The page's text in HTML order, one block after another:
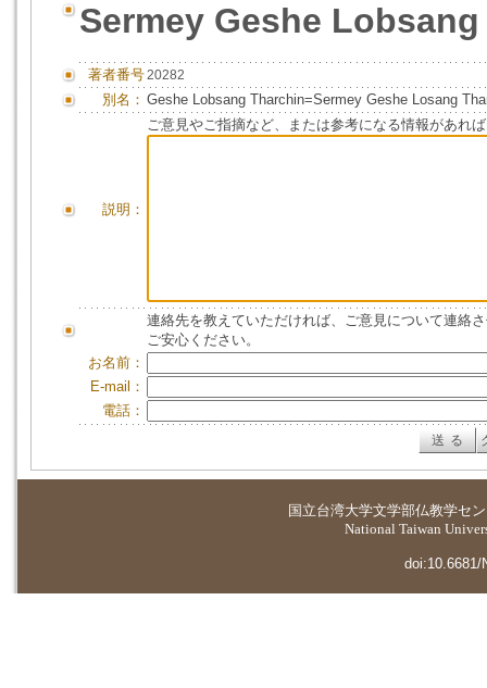
Sermey Geshe
著者番号20282
別名： Geshe Lobsang Tharchin=Sermey Geshe Losang
説明：
ご意見やご指摘など、または参考になる情報があれ
連絡先を教えていただければ、ご意見について連絡
ご安心ください。
お名前：
E-mail：
電話：
国立台湾大学文学部仏教学セ
National Taiwan
doi:10.6681/